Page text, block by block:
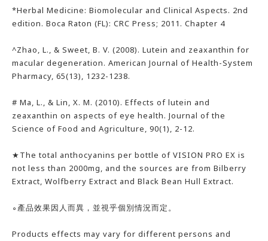
*Herbal Medicine: Biomolecular and Clinical Aspects. 2nd
edition. Boca Raton (FL): CRC Press; 2011. Chapter 4
^Zhao, L., & Sweet, B. V. (2008). Lutein and zeaxanthin for
macular degeneration. American Journal of Health-System
Pharmacy, 65(13), 1232-1238.
# Ma, L., & Lin, X. M. (2010). Effects of lutein and
zeaxanthin on aspects of eye health. Journal of the
Science of Food and Agriculture, 90(1), 2-12.
★The total anthocyanins per bottle of VISION PRO EX is
not less than 2000mg, and the sources are from Bilberry
Extract, Wolfberry Extract and Black Bean Hull Extract.
∘產品效果因人而異，並視乎個別情況而定。
Products effects may vary for different persons and